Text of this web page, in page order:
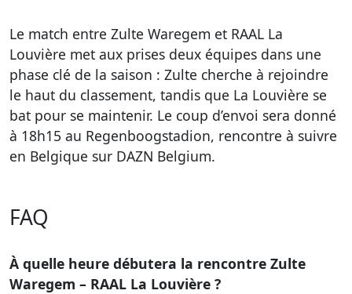
Le match entre Zulte Waregem et RAAL La
Louvière met aux prises deux équipes dans une
phase clé de la saison : Zulte cherche à rejoindre
le haut du classement, tandis que La Louvière se
bat pour se maintenir. Le coup d’envoi sera donné
à 18h15 au Regenboogstadion, rencontre à suivre
en Belgique sur DAZN Belgium.
FAQ
À quelle heure débutera la rencontre Zulte
Waregem – RAAL La Louvière ?